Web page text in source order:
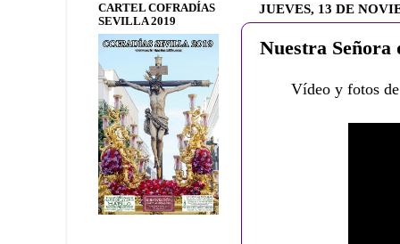
JUEVES, 13 DE
Nuestra Señora
Vídeo y fotos
CARTEL COFRADÍAS
SEVILLA 2019